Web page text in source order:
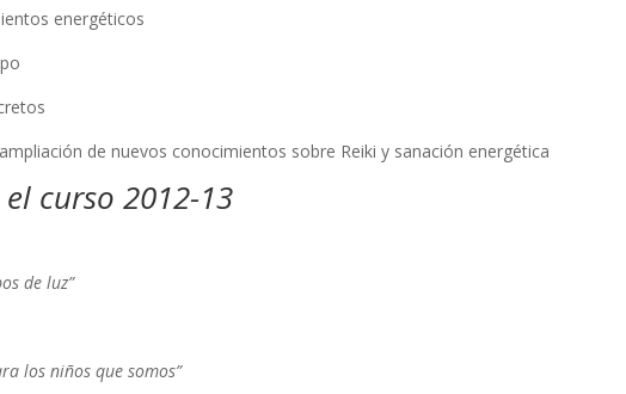
energéticos
de nuevos conocimientos sobre Reiki y sanación energética
curso 2012-13
de luz”
los niños que somos”